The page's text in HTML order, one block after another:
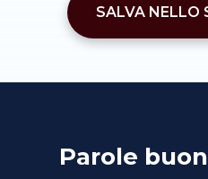
SALVA NELLO
Parole